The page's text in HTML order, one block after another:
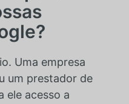
Uma empresa
um prestador de
ele acesso a